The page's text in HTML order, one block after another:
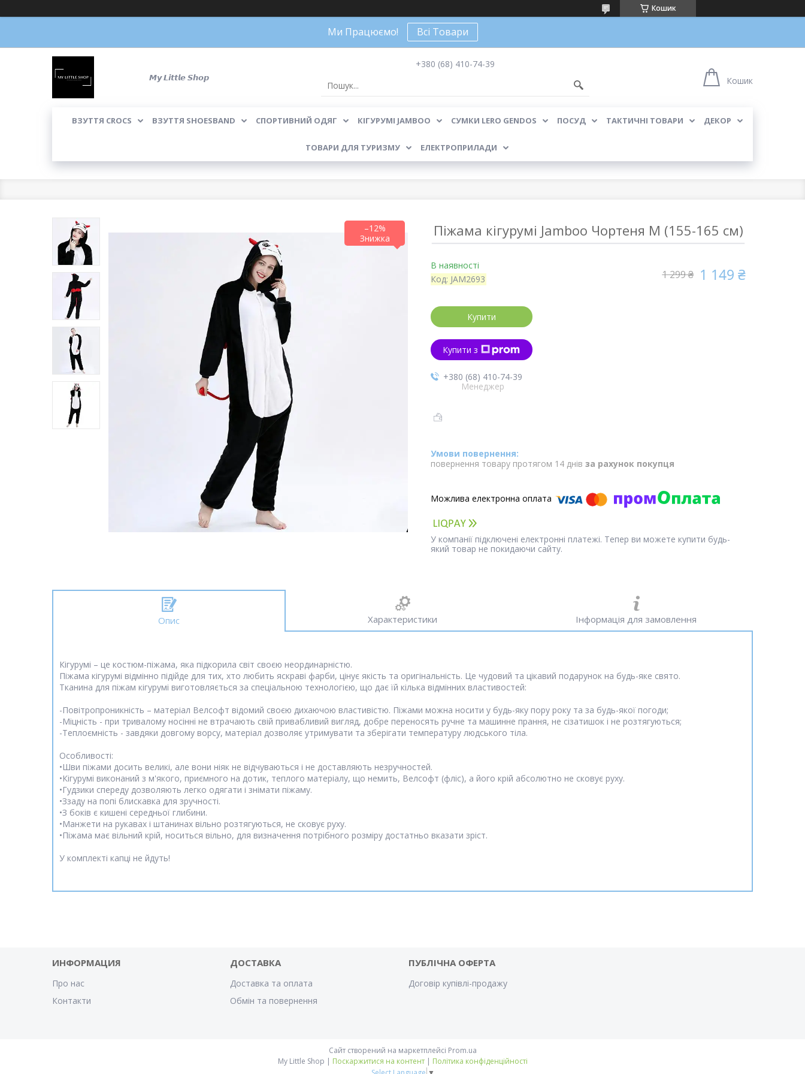
Кошик
Ми Працюємо! Всі Товари
𝙈𝙮 𝙇𝙞𝙩𝙩𝙡𝙚 𝙎𝙝𝙤𝙥
+380 (68) 410-74-39
Кошик
ВЗУТТЯ CROCS ВЗУТТЯ SHOESBAND СПОРТИВНИЙ ОДЯГ КІГУРУМІ JAMBOO СУМКИ LERO GENDOS ПОСУД ТАКТИЧНІ ТОВАРИ ДЕКОР
ТОВАРИ ДЛЯ ТУРИЗМУ ЕЛЕКТРОПРИЛАДИ
–12% Піжама кігурумі Jamboo Чортеня M (155-165 см)
В наявності
Код: JAM2693 1 299 ₴ 1 149 ₴
Купити
Купити з
+380 (68) 410-74-39
Менеджер
повернення товару протягом 14 днів за рахунок покупця
У компанії підключені електронні платежі. Тепер ви можете купити будь-
який товар не покидаючи сайту.
Опис Характеристики Інформація для замовлення
Кігурумі – це костюм-піжама, яка підкорила світ своєю неординарністю.
Піжама кігурумі відмінно підійде для тих, хто любить яскраві фарби, цінує якість та оригінальність. Це чудовий та цікавий подарунок на будь-яке свято.
Тканина для піжам кігурумі виготовляється за спеціальною технологією, що дає їй кілька відмінних властивостей:
-Повітропроникність – матеріал Велсофт відомий своєю дихаючою властивістю. Піжами можна носити у будь-яку пору року та за будь-якої погоди;
-Міцність - при тривалому носінні не втрачають свій привабливий вигляд, добре переносять ручне та машинне прання, не сізатишок і не розтягуються;
-Теплоємність - завдяки довгому ворсу, матеріал дозволяє утримувати та зберігати температуру людського тіла.
Особливості:
•Шви піжами досить великі, але вони ніяк не відчуваються і не доставляють незручностей.
•Кігурумі виконаний з м'якого, приємного на дотик, теплого матеріалу, що немить, Велсофт (фліс), а його крій абсолютно не сковує руху.
•Гудзики спереду дозволяють легко одягати і знімати піжаму.
•Ззаду на попі блискавка для зручності.
•З боків є кишені середньої глибини.
•Манжети на рукавах і штанинах вільно розтягуються, не сковує руху.
•Піжама має вільний крій, носиться вільно, для визначення потрібного розміру достатньо вказати зріст.
У комплекті капці не йдуть!
ИНФОРМАЦИЯ
Про нас
Контакти
ДОСТАВКА
Доставка та оплата
Обмін та повернення
ПУБЛІЧНА ОФЕРТА
Договір купівлі-продажу
Сайт створений на маркетплейсі Prom.ua
My Little Shop | Поскаржитися на контент | Політика конфіденційності